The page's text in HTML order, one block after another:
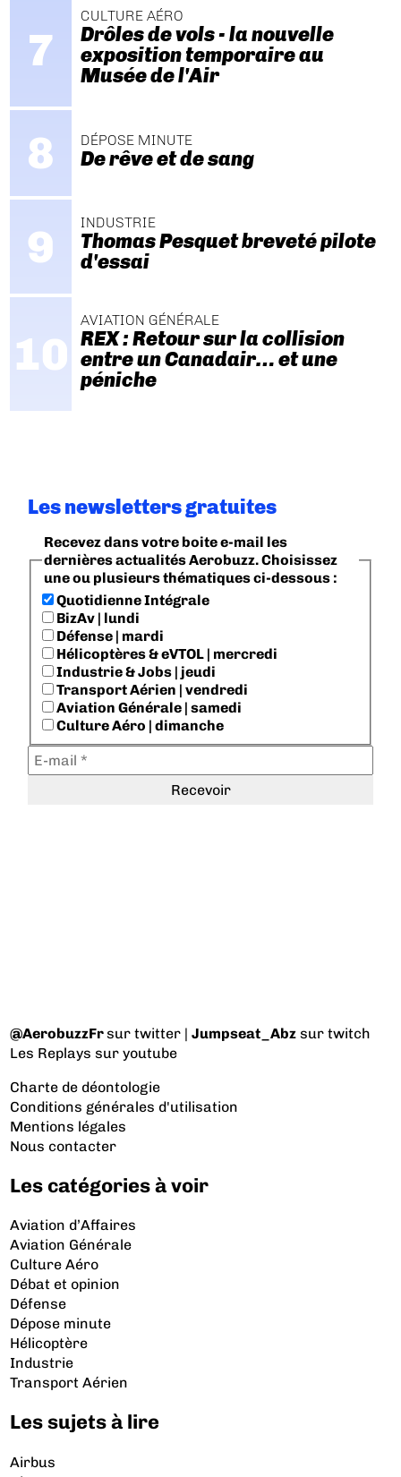
CULTURE AÉRO
Drôles de vols - la nouvelle
exposition temporaire au
Musée de l'Air
DÉPOSE MINUTE
De rêve et de sang
INDUSTRIE
Thomas Pesquet breveté pilote
d'essai
AVIATION GÉNÉRALE
REX : Retour sur la collision
entre un Canadair… et une
péniche
Les newsletters gratuites
Recevez dans votre boite e-mail les
dernières actualités Aerobuzz. Choisissez
une ou plusieurs thématiques ci-dessous :
Quotidienne Intégrale
BizAv | lundi
Défense | mardi
Hélicoptères & eVTOL | mercredi
Industrie & Jobs | jeudi
Transport Aérien | vendredi
Aviation Générale | samedi
Culture Aéro | dimanche
@AerobuzzFrsur twitter |Jumpseat_Abz sur twitch
Les Replays sur youtube
Charte de déontologie
Conditions générales d'utilisation
Mentions légales
Nous contacter
Les catégories à voir
Aviation d’Affaires
Aviation Générale
Culture Aéro
Débat et opinion
Défense
Dépose minute
Hélicoptère
Industrie
Transport Aérien
Les sujets à lire
Airbus